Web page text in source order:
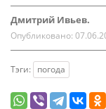
Дмитрий Ивьев.
Опубликовано:
Тэги: погода